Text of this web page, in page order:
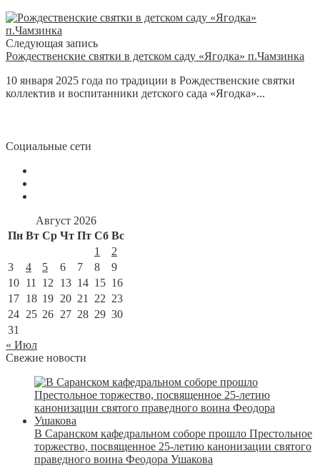
Следующая запись
Рождественские святки в детском саду «Ягодка» п.Чамзинка
10 января 2025 года по традиции в Рождественские святки
коллектив и воспитанники детского сада «Ягодка»...
Социальные сети
Август 2026
Пн Вт Ср Чт Пт Сб Вс
1
2
3
4 5 6 7 8
9
10 11 12 13 14 15 16
17 18 19 20 21 22 23
24 25 26 27 28 29 30
31
« Июл
Свежие новости
В Саранском кафедральном соборе прошло Престольное
торжество, посвященное 25-летию канонизации святого
праведного воина Феодора Ушакова